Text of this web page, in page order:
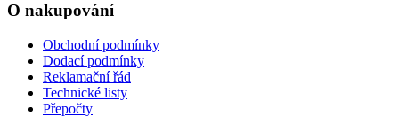
O nakupování
Obchodní podmínky
Dodací podmínky
Reklamační řád
Technické listy
Přepočty